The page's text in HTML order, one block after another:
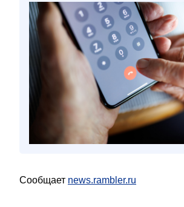
Сообщает news.rambler.ru